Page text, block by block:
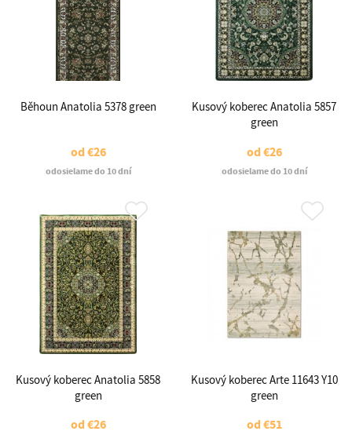
Běhoun Anatolia 5378 green
od€26
odosielame do 10 dní
Kusový koberec Anatolia 5857
green
od€26
odosielame do 10 dní
Kusový koberec Anatolia 5858
green
od€26
Kusový koberec Arte 11643 Y10
green
od€51